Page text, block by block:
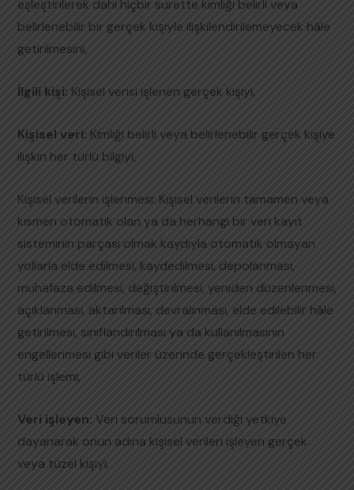
eşleştirilerek dahi hiçbir surette kimliği belirli veya
belirlenebilir bir gerçek kişiyle ilişkilendirilemeyecek hâle
getirilmesini,
İlgili kişi: Kişisel verisi işlenen gerçek kişiyi,
Kişisel veri: Kimliği belirli veya belirlenebilir gerçek kişiye
ilişkin her türlü bilgiyi,
Kişisel verilerin işlenmesi: Kişisel verilerin tamamen veya
kısmen otomatik olan ya da herhangi bir veri kayıt
sisteminin parçası olmak kaydıyla otomatik olmayan
yollarla elde edilmesi, kaydedilmesi, depolanması,
muhafaza edilmesi, değiştirilmesi, yeniden düzenlenmesi,
açıklanması, aktarılması, devralınması, elde edilebilir hâle
getirilmesi, sınıflandırılması ya da kullanılmasının
engellenmesi gibi veriler üzerinde gerçekleştirilen her
türlü işlemi,
Veri işleyen: Veri sorumlusunun verdiği yetkiye
dayanarak onun adına kişisel verileri işleyen gerçek
veya tüzel kişiyi,